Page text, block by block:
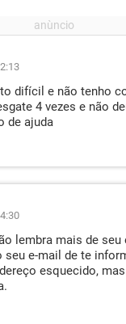
difícil e não tenho
4 vezes e não
de ajuda
lembra mais de seu
seu e-mail de te
esquecido,